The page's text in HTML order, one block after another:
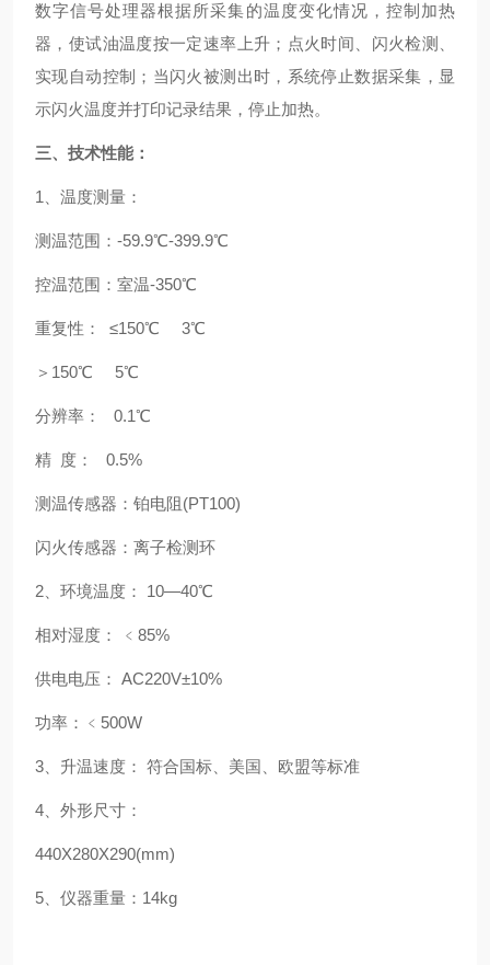
数字信号处理器根据所采集的温度变化情况，控制加热
器，使试油温度按一定速率上升；点火时间、闪火检测、
实现自动控制；当闪火被测出时，系统停止数据采集，显
示闪火温度并打印记录结果，停止加热。
三、技术性能：
1、温度测量：
测温范围：-59.9℃-399.9℃
控温范围：室温-350℃
重复性： ≤150℃ 3℃
＞150℃ 5℃
分辨率： 0.1℃
精 度： 0.5%
测温传感器：铂电阻(PT100)
闪火传感器：离子检测环
2、环境温度： 10—40℃
相对湿度： ﹤85%
供电电压： AC220V±10%
功率：﹤500W
3、升温速度： 符合国标、美国、欧盟等标准
4、外形尺寸：
440X280X290(mm)
5、仪器重量：14kg